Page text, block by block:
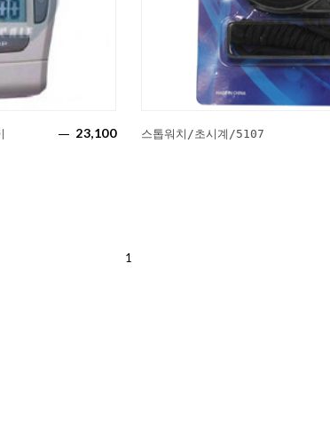
23,100 스톱워치/초시계/5107
1